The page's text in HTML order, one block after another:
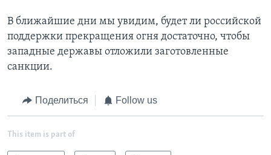
В ближайшие дни мы увидим, будет ли российской
поддержки прекращения огня достаточно, чтобы
западные державы отложили заготовленные
санкции.
Поделиться Follow us
This item is part of